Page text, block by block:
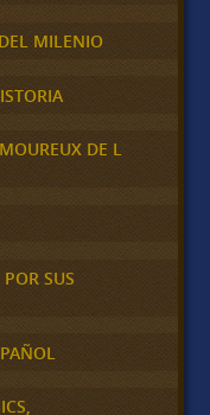
MILENIO
DE L
SUS